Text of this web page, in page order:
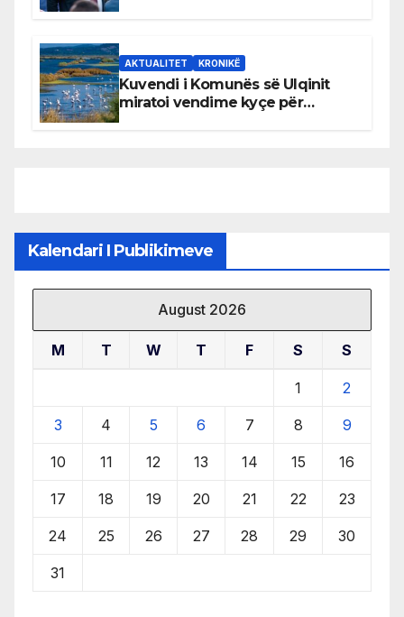
AKTUALITET KRONIKË
Kuvendi i Komunës së Ulqinit
miratoi vendime kyçe për
Kalendari I Publikimeve
August 2026
M T W T F S S
1 2
3 4 5 6 7 8 9
10 11 12 13 14 15 16
17 18 19 20 21 22 23
24 25 26 27 28 29 30
31